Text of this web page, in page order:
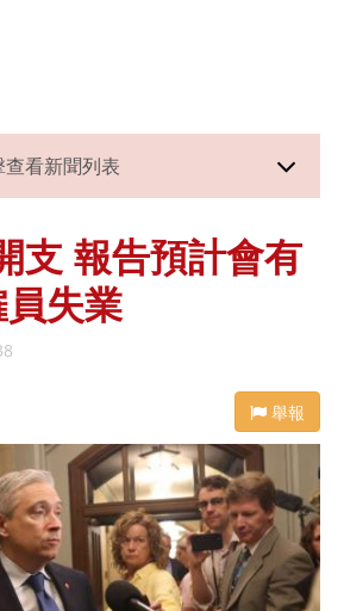
查看新聞列表
支 報告預計會有
失業
舉報